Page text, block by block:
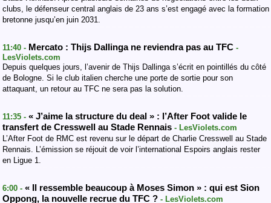
clubs, le défenseur central anglais de 23 ans s’est engagé avec la formation
bretonne jusqu’en juin 2031.
11:40 - Mercato : Thijs Dallinga ne reviendra pas au TFC -
LesViolets.com
Depuis quelques jours, l’avenir de Thijs Dallinga s’écrit en pointillés du côté
de Bologne. Si le club italien cherche une porte de sortie pour son
attaquant, un retour au TFC ne sera pas la solution.
11:35 - « J’aime la structure du deal » : l’After Foot valide le
transfert de Cresswell au Stade Rennais - LesViolets.com
L’After Foot de RMC est revenu sur le départ de Charlie Cresswell au Stade
Rennais. L’émission se réjouit de voir l’international Espoirs anglais rester
en Ligue 1.
6:00 - « Il ressemble beaucoup à Moses Simon » : qui est Sion
Oppong, la nouvelle recrue du TFC ? - LesViolets.com